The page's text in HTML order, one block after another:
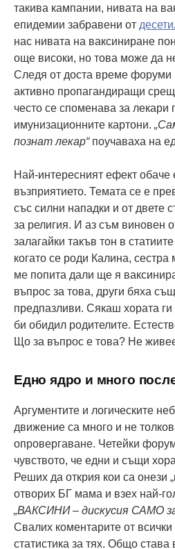
такива кампании, нивата на
епидемии забравени от
нас нивата на ваксиниране
още високи, но това може да
Следя от доста време форуми
активно пропагандиращи
често се споменава за
имунизационните картони.
познат лекар“поучаваха на
Най-интересният ефект обаче
възприятието. Темата се е
със силни нападки и от двете
за религия. И аз съм виновен
залагайки такъв тон в
когато се роди Калина,
ме попита дали ще я
въпрос за това, други бяха
предпазливи. Сякаш хората
би обидил родителите.
Що за въпрос е това? Не
Едно ядро и много
Аргументите и логическите
движение са много и не
опровергаване. Четейки
чувството, че едни и същи
Реших да открия кои са онези
отворих БГ мама и взех най-
„ВАКСИНИ – дискусия САМО
Свалих коментарите от всички
статистика за тях. Общо става